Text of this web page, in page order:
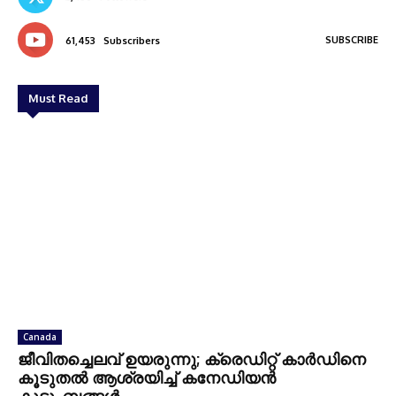
61,453 Subscribers SUBSCRIBE
Must Read
Canada
ജീവിതച്ചെലവ് ഉയരുന്നു; ക്രെഡിറ്റ് കാർഡിനെ
കൂടുതൽ ആശ്രയിച്ച് കനേഡിയൻ